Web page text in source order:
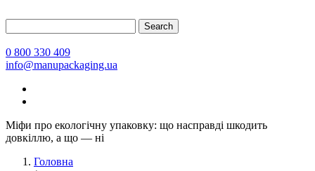
Search
0 800 330 409
info@manupackaging.ua
Міфи про екологічну упаковку: що насправді шкодить
довкіллю, а що — ні
Головна